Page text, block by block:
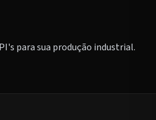
para sua produção industrial.